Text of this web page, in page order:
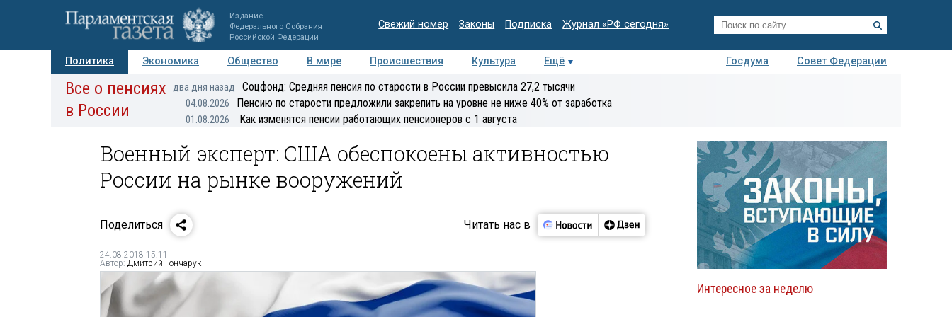
Издание
Федерального Собрания
Российской Федерации
Свежий номер Законы Подписка Журнал «РФ сегодня»
Политика Экономика Общество В мире Происшествия Культура Ещё Госдума
Совет Федерации
Авторы Персоны Мнения Регионы Медиацентр Интервью Колумнисты
Все о пенсиях
в России
два дня назад Соцфонд: Средняя пенсия по старости в России превысила 27,2 тысячи
04.08.2026 Пенсию по старости предложили закрепить на уровне не ниже 40% от заработка
01.08.2026 Как изменятся пенсии работающих пенсионеров с 1 августа
Военный эксперт: США обеспокоены активностью
России на рынке вооружений
Поделиться Читать нас в
24.08.2018 15:11
Автор: Дмитрий Гончарук
Интересное за неделю